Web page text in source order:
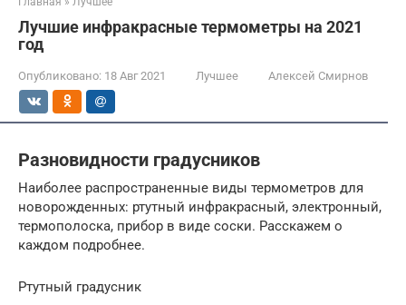
Лучшие инфракрасные термометры на 2021
год
Опубликовано: 18 Авг 2021 Лучшее Алексей Смирнов
Разновидности градусников
Наиболее распространенные виды термометров для
новорожденных: ртутный инфракрасный, электронный,
термополоска, прибор в виде соски. Расскажем о
каждом подробнее.
Ртутный градусник